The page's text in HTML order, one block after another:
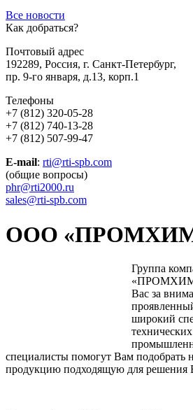
Все новости
Как добраться?
Почтовый адрес
192289, Россия, г. Санкт-Петербург,
пр. 9-го января, д.13, корп.1
Телефоны
+7 (812) 320-05-28
+7 (812) 740-13-28
+7 (812) 507-99-47
E-mail: rti@rti-spb.com
(общие вопросы)
phr@rti2000.ru
sales@rti-spb.com
ООО
Группа
Вас за
широкий
специалисты помогут Вам подобрать
продукцию подходящую для решения